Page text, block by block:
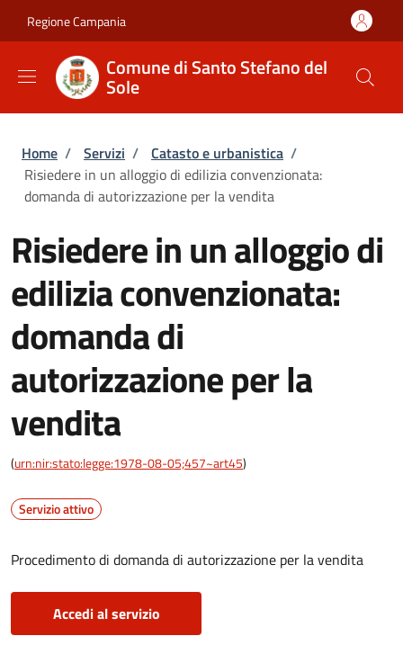
Regione Campania
Comune di Santo Stefano del
Sole
Briciole di pane
Home / Servizi / Catasto e urbanistica /
Risiedere in un alloggio di edilizia convenzionata:
domanda di autorizzazione per la vendita
Risiedere in un alloggio di
edilizia convenzionata:
domanda di
autorizzazione per la
vendita
(urn:nir:stato:legge:1978-08-05;457~art45)
Servizio attivo
Procedimento di domanda di autorizzazione per la vendita
Accedi al servizio